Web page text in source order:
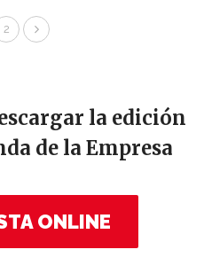
2
la edición
de la Empresa
ONLINE